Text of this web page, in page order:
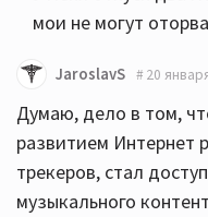
мои не могут
JaroslavS 20
Думаю, дело в том,
развитием Интернет
трекеров, стал
музыкального